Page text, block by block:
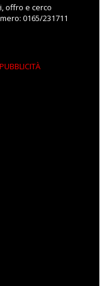
offro e cerco
0165/231711